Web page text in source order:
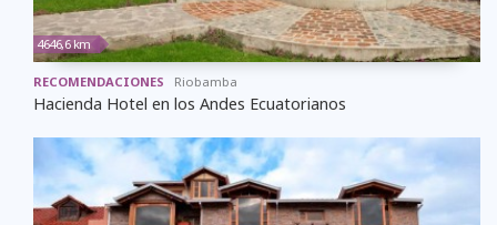
4646,6 km
RECOMENDACIONES Riobamba
Hacienda Hotel en los Andes Ecuatorianos